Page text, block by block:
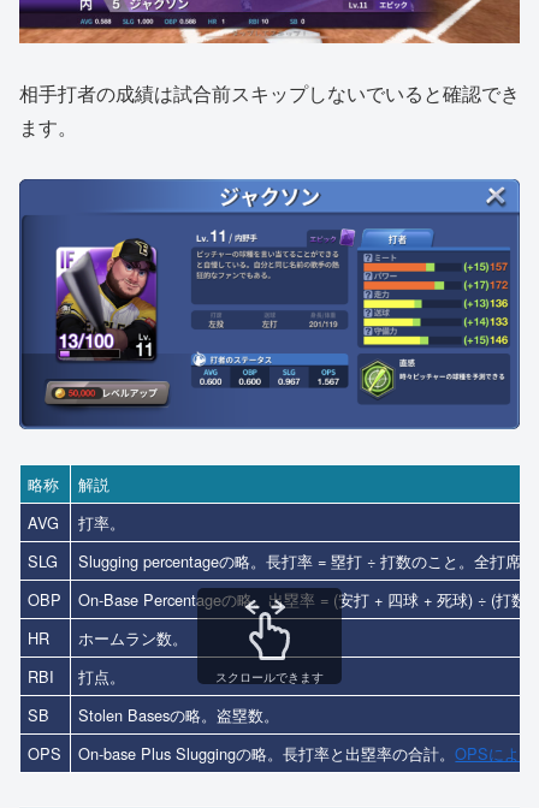
相手打者の成績は試合前スキップしないでいると確認でき
ます。
略称
解説
AVG
打率。
SLG
Slugging percentageの略。長打率 = 塁打 ÷ 打数のこと。全打席
OBP
On-Base Percentageの略。出塁率 = (安打 + 四球 + 死球) ÷ (打
HR
ホームラン数。
RBI
打点。
SB
Stolen Basesの略。盗塁数。
OPS
On-base Plus Sluggingの略。長打率と出塁率の合計。OPSによ
スクロールできます